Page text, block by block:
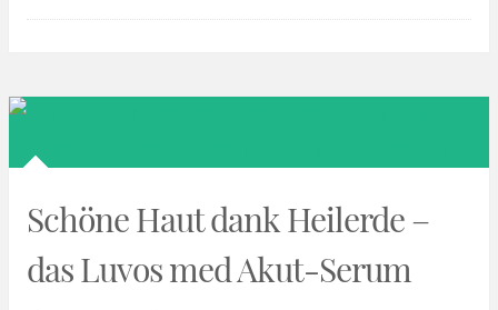
Maske
Schöne Haut dank Heilerde –
das Luvos med Akut-Serum